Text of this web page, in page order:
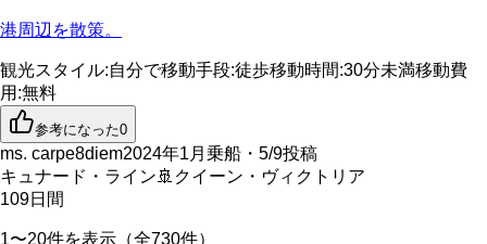
港周辺を散策。
観光スタイル:自分で移動手段:徒歩移動時間:30分未満移動費
用 :無料
参考になった0
ms. carpe8diem2024年1月乗船・5/9投稿
キュナード・ライン 🚢 クイーン・ヴィクトリア
109日間
1〜20件を表示（全730件）